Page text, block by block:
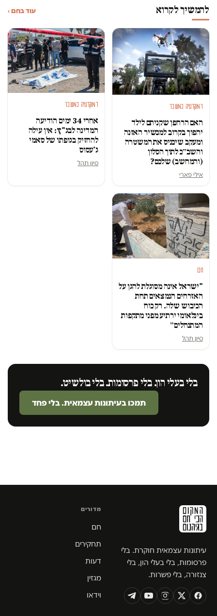
להמשיך לקרוא עוד בחם ›
דמוקרטיה במשבר
האם הרחפן שקניתם לילד
יהפוך בקרוב למכשיר האזנה
ומעקב שיכניס את המשטרה
והשב״כ לתוך הסלון
(והמחשב) שלכם?
אילי פארי
דמוקרטיה במשבר
אחרי 34 ימים הודיעה
המדינה לבג"ץ: אין עילה
להחזיק בגופתו של סאמי
ג'עסוס
סיון תהל
חם
"ישראל אינה מסוגלת להגן על
האזרחים הנמצאים תחת
הכיבוש שלה. רק כוח
בינלאומי ירתיע מפני מתקפות
המתנחלים״
סיון תהל
בלי בעלי הון. בלי פרסומות. בלי בולשיט.
תמכו בעיתונות עצמאית. בלי פחד
עיתונות עצמאית חוקרת. בלי
פרסומות, בלי בעלי הון, בלי
צנזורה, בלי פשרות.
מדורים
חם
תחקירים
דעות
מגזין
וידאו